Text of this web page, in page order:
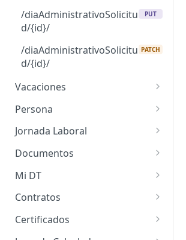
/diaAdministrativoSolicitu
d/{id}/
PUT
/diaAdministrativoSolicitu
d/{id}/
PATCH
Vacaciones
/vacacionesSolicitud/{id}/
documento/
ginar/{id}/documento/
/vacations-resumed GET
/vacacionesSolicitud/{id}/ DEL
/vacacionesSolicitud/{id}/ PATCH
Persona
/personas-paginadas/
/persona/
/persona/
/persona/{id}/
/persona/{id}/
/persona/{id}/
Jornada Laboral
/jornadaLaboral/
/jornadaLaboral/{id}/
Documentos
/documentos/
/documentos/
/documentos/{id}/
/documentos/{id}/
Mi DT
/contrato-midt/
/contrato-midt/
/contrato-midt/{id}/
Contratos
/contracts-resumed-
Certificados
/certificados-integracion/